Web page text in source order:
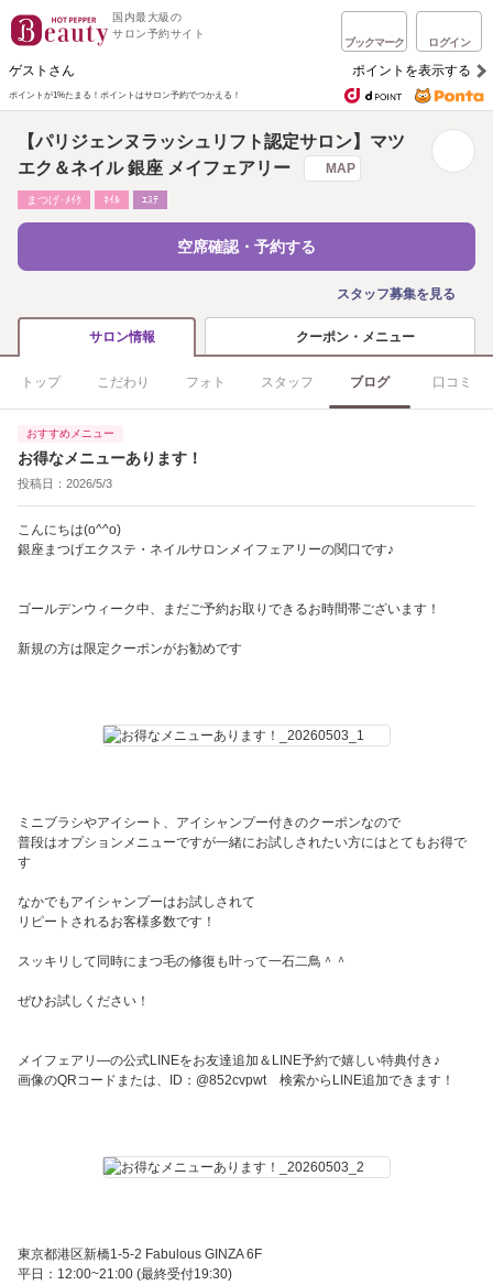
国内最大級の
サロン予約サイト
ブックマーク ログイン
ゲストさん ポイントを表示する
ポイントが1%たまる！ ポイントはサロン予約でつかえる！
【パリジェンヌラッシュリフト認定サロン】マツ
エク＆ネイル 銀座 メイフェアリー
MAP
まつげ･ﾒｲｸ ﾈｲﾙ ｴｽﾃ
空席確認・予約する
スタッフ募集を見る
サロン情報 クーポン・メニュー
トップ こだわり フォト スタッフ ブログ 口コミ
おすすめメニュー
お得なメニューあります！
投稿日：2026/5/3
こんにちは(o^^o)
銀座まつげエクステ・ネイルサロンメイフェアリーの関口です♪
ゴールデンウィーク中、まだご予約お取りできるお時間帯ございます！
新規の方は限定クーポンがお勧めです
ミニブラシやアイシート、アイシャンプー付きのクーポンなので
普段はオプションメニューですが一緒にお試しされたい方にはとてもお得で
す
なかでもアイシャンプーはお試しされて
リピートされるお客様多数です！
スッキリして同時にまつ毛の修復も叶って一石二鳥＾＾
ぜひお試しください！
メイフェアリ―の公式LINEをお友達追加＆LINE予約で嬉しい特典付き♪
画像のQRコードまたは、ID：@852cvpwt 検索からLINE追加できます！
東京都港区新橋1-5-2 Fabulous GINZA 6F
平日：12:00~21:00 (最終受付19:30)